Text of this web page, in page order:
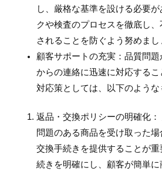
し、厳格な基準を設ける必要
クや検査のプロセスを徹底し
されることを防ぐよう努めまし
顧客サポートの充実：品質問
からの連絡に迅速に対応する
対応策としては、以下のような
返品・交換ポリシーの明確化
問題のある商品を受け取った場
交換手続きを提供することが
続きを明確にし、顧客が簡単